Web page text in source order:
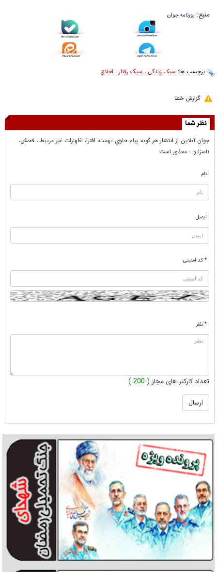
منبع: روزنامه جوان
برچسب ها: سبک زندگی ، سبک رفتار ، اخلاق
گزارش خطا
نظر شما
جوان آنلاين از انتشار هر گونه پيام حاوي تهمت، افترا، اظهارات غير مرتبط ، فحش،
ناسزا و... معذور است
نام
ایمیل
* کد امنیتی
* نظر
تعداد کارکتر های مجاز ( 200 )